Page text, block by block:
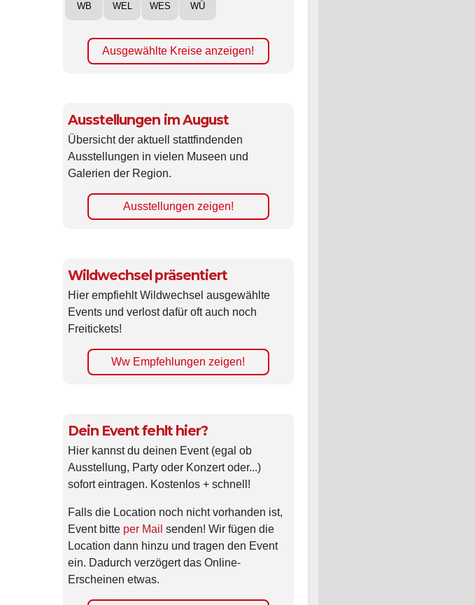
WB WEL WES WÜ
Ausgewählte Kreise anzeigen!
Ausstellungen im August
Übersicht der aktuell stattfindenden
Ausstellungen in vielen Museen und
Galerien der Region.
Ausstellungen zeigen!
Wildwechsel präsentiert
Hier empfiehlt Wildwechsel ausgewählte
Events und verlost dafür oft auch noch
Freitickets!
Ww Empfehlungen zeigen!
Dein Event fehlt hier?
Hier kannst du deinen Event (egal ob
Ausstellung, Party oder Konzert oder...)
sofort eintragen. Kostenlos + schnell!
Falls die Location noch nicht vorhanden ist,
Event bitte per Mail senden! Wir fügen die
Location dann hinzu und tragen den Event
ein. Dadurch verzögert das Online-
Erscheinen etwas.